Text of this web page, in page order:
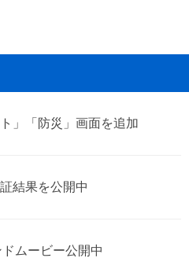
」「防災」画面を追加
結果を公開中
ドムービー公開中